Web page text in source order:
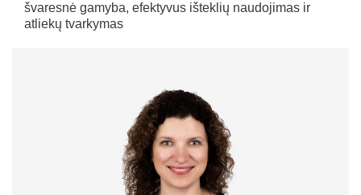
švaresnė gamyba, efektyvus išteklių naudojimas ir
atliekų tvarkymas